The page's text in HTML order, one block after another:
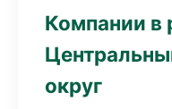
Компании в
округ